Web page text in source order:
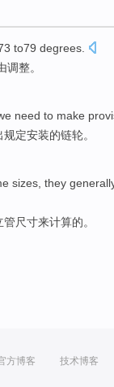
to79 degrees.
调整。
need to make
规定安装的链轮。
sizes they
管尺寸来计算的。
方博客 技术博客